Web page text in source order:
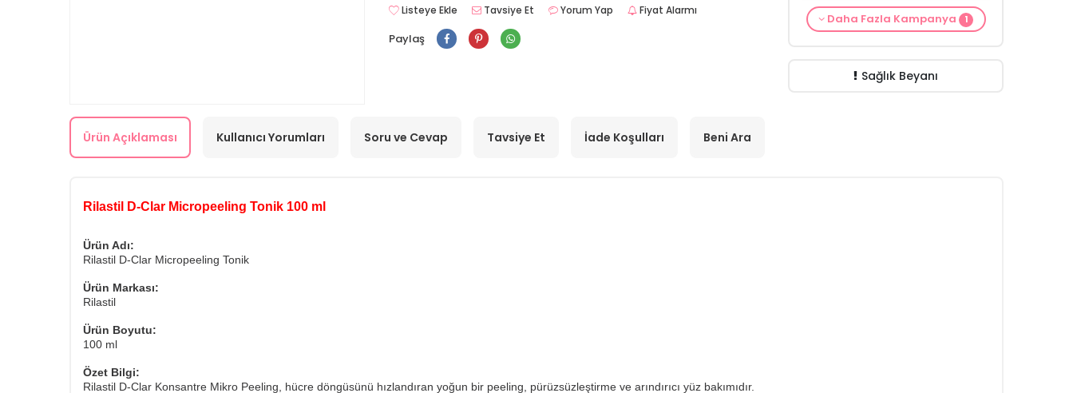
Listeye Ekle Tavsiye Et Yorum Yap Fiyat Alarmı
Paylaş
Cilt Bakım ürünü
siparişinizde
ml 149.90 TL!
Daha Fazla Kampanya 1
Sağlık Beyanı
Ürün Açıklaması Kullanıcı Yorumları Soru ve Cevap Tavsiye Et İade Koşulları Beni Ara
Rilastil D-Clar Micropeeling Tonik 100 ml
Ürün Adı:
Rilastil D-Clar Micropeeling Tonik
Ürün Markası:
Rilastil
Ürün Boyutu:
100 ml
Özet Bilgi:
Rilastil D-Clar Konsantre Mikro Peeling, hücre döngüsünü hızlandıran yoğun bir peeling, pürüzsüzleştirme ve arındırıcı yüz bakımıdır.